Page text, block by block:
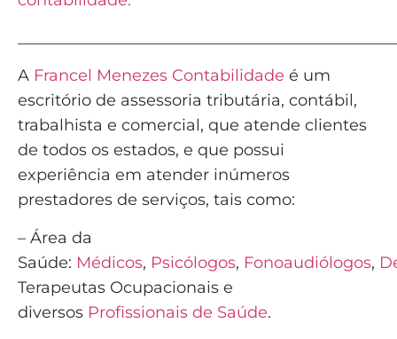
A Francel Menezes Contabilidade é um
escritório de assessoria tributária, contábil,
trabalhista e comercial, que atende clientes
de todos os estados, e que possui
experiência em atender inúmeros
prestadores de serviços, tais como:
– Área da
Saúde: Médicos, Psicólogos, Fonoaudiólogos,
Terapeutas Ocupacionais e
diversos Profissionais de Saúde.